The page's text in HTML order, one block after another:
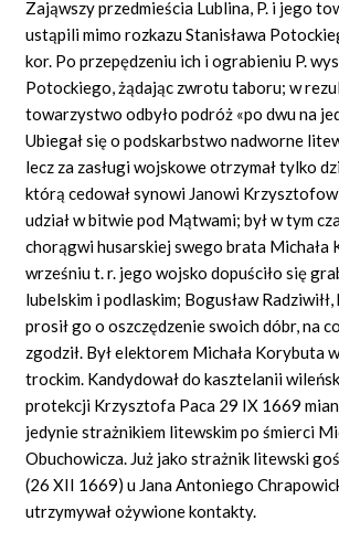
Zająwszy przedmieścia Lublina, P. i jego
ustąpili mimo rozkazu Stanisława
kor. Po przepędzeniu ich i ograbieniu P.
Potockiego, żądając zwrotu taboru; w
towarzystwo odbyło podróż «po dwu na
Ubiegał się o podskarbstwo nadworne
lecz za zasługi wojskowe otrzymał tylko
którą cedował synowi Janowi
udział w bitwie pod Mątwami; był w tym
chorągwi husarskiej swego brata Michała
wrześniu t. r. jego wojsko dopuściło się
lubelskim i podlaskim; Bogusław
prosił go o oszczędzenie swoich dóbr, na
zgodził. Był elektorem Michała Korybuta
trockim. Kandydował do kasztelanii
protekcji Krzysztofa Paca 29 IX 1669
jedynie strażnikiem litewskim po śmierci
Obuchowicza. Już jako strażnik litewski
(26 XII 1669) u Jana Antoniego
utrzymywał ożywione kontakty.